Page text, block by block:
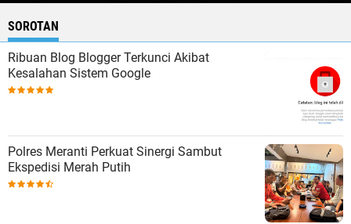
SOROTAN
Ribuan Blog Blogger Terkunci Akibat
Kesalahan Sistem Google
Polres Meranti Perkuat Sinergi Sambut
Ekspedisi Merah Putih